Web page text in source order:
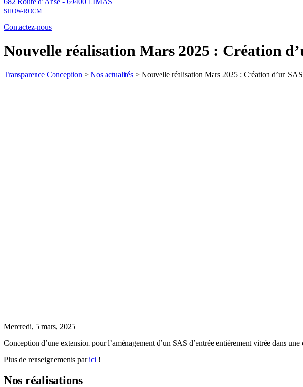
682 Route d’Anse - 69400 LIMAS
SHOW-ROOM
Contactez-nous
Nouvelle réalisation Mars 2025 : Création
Transparence Conception > Nos actualités > Nouvelle réalisation Mars 2025 : Création d’un
Mercredi, 5 mars, 2025
Conception d’une extension pour l’aménagement d’un SAS d’entrée entièrement vitrée dans
Plus de renseignements parici !
Nos réalisations